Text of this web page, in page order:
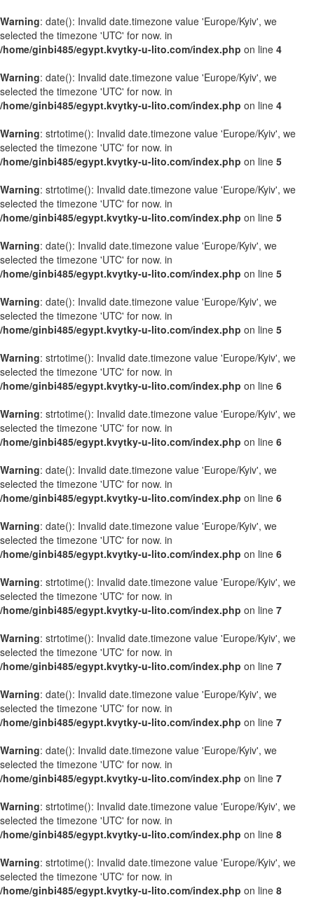
Warning: date(): Invalid date.timezone value 'Europe/Kyiv', we
selected the timezone 'UTC' for now. in
/home/ginbi485/egypt.kvytky-u-lito.com/index.php on line 4
Warning: date(): Invalid date.timezone value 'Europe/Kyiv', we
selected the timezone 'UTC' for now. in
/home/ginbi485/egypt.kvytky-u-lito.com/index.php on line 4
Warning: strtotime(): Invalid date.timezone value 'Europe/Kyiv', we
selected the timezone 'UTC' for now. in
/home/ginbi485/egypt.kvytky-u-lito.com/index.php on line 5
Warning: strtotime(): Invalid date.timezone value 'Europe/Kyiv', we
selected the timezone 'UTC' for now. in
/home/ginbi485/egypt.kvytky-u-lito.com/index.php on line 5
Warning: date(): Invalid date.timezone value 'Europe/Kyiv', we
selected the timezone 'UTC' for now. in
/home/ginbi485/egypt.kvytky-u-lito.com/index.php on line 5
Warning: date(): Invalid date.timezone value 'Europe/Kyiv', we
selected the timezone 'UTC' for now. in
/home/ginbi485/egypt.kvytky-u-lito.com/index.php on line 5
Warning: strtotime(): Invalid date.timezone value 'Europe/Kyiv', we
selected the timezone 'UTC' for now. in
/home/ginbi485/egypt.kvytky-u-lito.com/index.php on line 6
Warning: strtotime(): Invalid date.timezone value 'Europe/Kyiv', we
selected the timezone 'UTC' for now. in
/home/ginbi485/egypt.kvytky-u-lito.com/index.php on line 6
Warning: date(): Invalid date.timezone value 'Europe/Kyiv', we
selected the timezone 'UTC' for now. in
/home/ginbi485/egypt.kvytky-u-lito.com/index.php on line 6
Warning: date(): Invalid date.timezone value 'Europe/Kyiv', we
selected the timezone 'UTC' for now. in
/home/ginbi485/egypt.kvytky-u-lito.com/index.php on line 6
Warning: strtotime(): Invalid date.timezone value 'Europe/Kyiv', we
selected the timezone 'UTC' for now. in
/home/ginbi485/egypt.kvytky-u-lito.com/index.php on line 7
Warning: strtotime(): Invalid date.timezone value 'Europe/Kyiv', we
selected the timezone 'UTC' for now. in
/home/ginbi485/egypt.kvytky-u-lito.com/index.php on line 7
Warning: date(): Invalid date.timezone value 'Europe/Kyiv', we
selected the timezone 'UTC' for now. in
/home/ginbi485/egypt.kvytky-u-lito.com/index.php on line 7
Warning: date(): Invalid date.timezone value 'Europe/Kyiv', we
selected the timezone 'UTC' for now. in
/home/ginbi485/egypt.kvytky-u-lito.com/index.php on line 7
Warning: strtotime(): Invalid date.timezone value 'Europe/Kyiv', we
selected the timezone 'UTC' for now. in
/home/ginbi485/egypt.kvytky-u-lito.com/index.php on line 8
Warning: strtotime(): Invalid date.timezone value 'Europe/Kyiv', we
selected the timezone 'UTC' for now. in
/home/ginbi485/egypt.kvytky-u-lito.com/index.php on line 8